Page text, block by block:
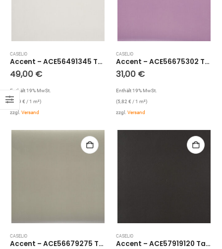
CASELIO
Accent – ACE56491345 Tapete: Wellenstruktur (Beige)
49,00 €
Enthält 19% MwSt.
(9,19 € / 1 m²)
zzgl. Versand
CASELIO
Accent – ACE56675302 Tapete: Struktur Uni (Lila)
31,00 €
Enthält 19% MwSt.
(5,82 € / 1 m²)
zzgl. Versand
CASELIO
Accent – ACE56679275 Tapete: Struktur Uni (Grau/Beige)
CASELIO
Accent – ACE57919120 Tapete: Uni